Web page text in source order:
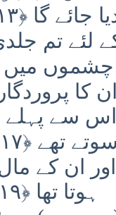
ان کا
اور ان کے